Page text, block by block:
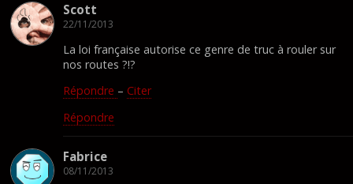
Scott
22/11/2013
La loi française autorise ce genre de truc à rouler sur
nos routes ?!?
Répondre – Citer
Répondre
Fabrice
08/11/2013